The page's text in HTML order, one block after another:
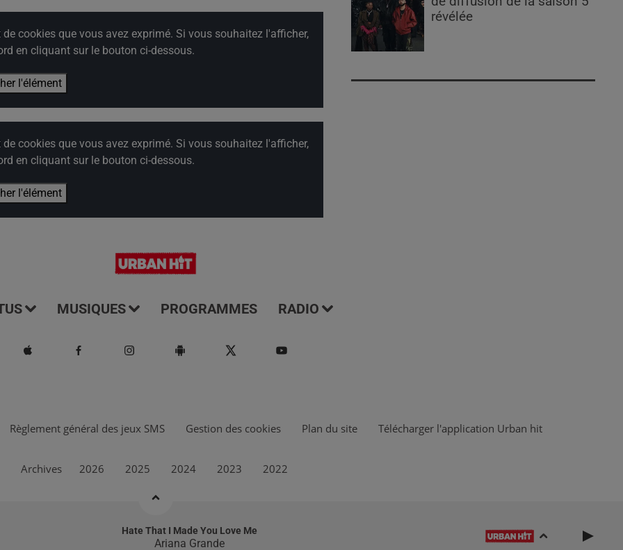
cookies que vous avez exprimé. Si vous souhaitez l'afficher,
en cliquant sur le bouton ci-dessous.
l'élément
cookies que vous avez exprimé. Si vous souhaitez l'afficher,
en cliquant sur le bouton ci-dessous.
l'élément
révélée
MUSIQUES PROGRAMMES RADIO
Hate That I Made You Love Me
Ariana Grande
Règlement général des jeux SMS Gestion des cookies Plan du site Télécharger l'application Urban hit
Archives 2026 2025 2024 2023 2022